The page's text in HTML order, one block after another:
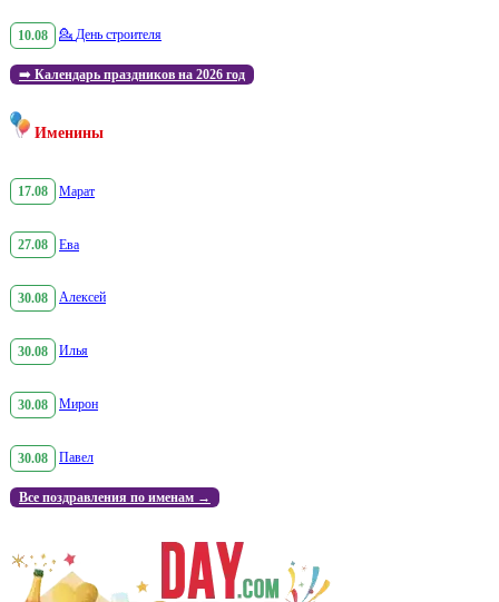
10.08 💁 День строителя
➡️ Календарь праздников на 2026 год
Именины
17.08 Марат
27.08 Ева
30.08 Алексей
30.08 Илья
30.08 Мирон
30.08 Павел
Все поздравления по именам →